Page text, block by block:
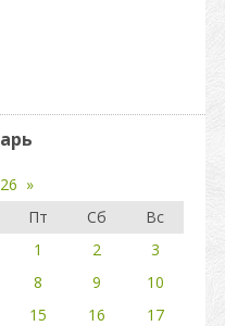
»
Пт Сб
Вс
1
2
3
8 9
10
15 16
17